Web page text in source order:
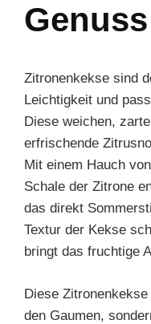
Genuss
Zitronenkekse sind
Leichtigkeit und
Diese weichen,
erfrischende
Mit einem Hauch
Schale der Zitrone
das direkt
Textur der Kekse
bringt das fruchtige
Diese
den Gaumen,